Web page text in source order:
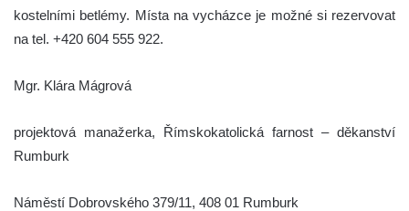
kostelními betlémy. Místa na vycházce je možné si rezervovat
na tel. +420 604 555 922.
Mgr. Klára Mágrová
projektová manažerka, Římskokatolická farnost – děkanství
Rumburk
Náměstí Dobrovského 379/11, 408 01 Rumburk